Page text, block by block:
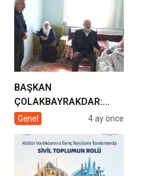
geliyor!
BAŞKAN
ÇOLAKBAYRAKDAR:
“EVDE SAĞLIK
GÖNÜLLERE
DOKUNUYORUZ”
Genel 4 ay önce